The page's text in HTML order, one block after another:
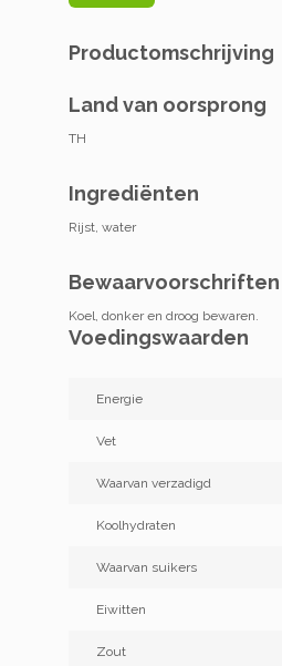
Productomschrijving
Land van oorsprong
TH
Ingrediënten
Rijst, water
Bewaarvoorschriften
Koel, donker en droog bewaren.
Voedingswaarden
Energie
Vet
Waarvan verzadigd
Koolhydraten
Waarvan suikers
Eiwitten
Zout